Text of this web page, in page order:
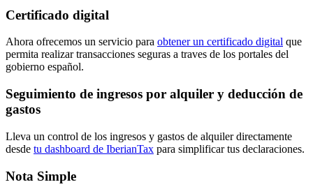
Certificado digital
Ahora ofrecemos un servicio para obtener un certificado digital que
permita realizar transacciones seguras a traves de los portales del
gobierno español.
Seguimiento de ingresos por alquiler y deducción de
gastos
Lleva un control de los ingresos y gastos de alquiler directamente
desde tu dashboard de IberianTax para simplificar tus declaraciones.
Nota Simple